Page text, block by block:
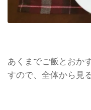
あくまでご飯とおか
すので、全体から見